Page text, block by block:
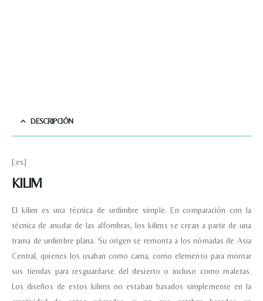
DESCRIPCIÓN
[:es]
KILIM
El kilim es una técnica de urdimbre simple. En comparación con la
técnica de anudar de las alfombras, los kilims se crean a partir de una
trama de urdimbre plana. Su origen se remonta a los nómadas de Asia
Central, quienes los usaban como cama, como elemento para montar
sus tiendas para resguardarse del desierto o incluso como maletas.
Los diseños de estos kilims no estaban basados simplemente en la